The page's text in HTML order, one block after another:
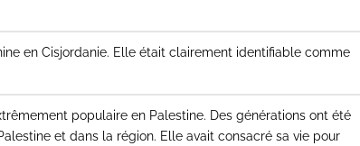
en Cisjordanie. Elle était clairement identifiable comme
populaire en Palestine. Des générations ont été
et dans la région. Elle avait consacré sa vie pour